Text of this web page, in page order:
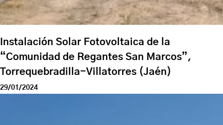
Instalación Solar Fotovoltaica de la
“Comunidad de Regantes San Marcos”,
Torrequebradilla-Villatorres (Jaén)
29/01/2024